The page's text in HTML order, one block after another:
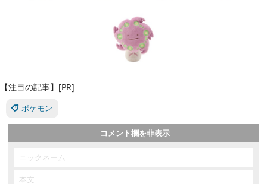
【注目の記事】[PR]
ポケモン
コメント欄を非表示